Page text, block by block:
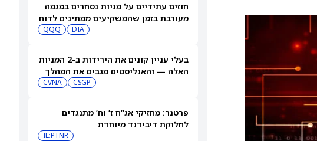
חוזים עתידיים על מניות נסחרים במגמה
מעורבת בזמן שהמשקיעים ממתינים לדוח
DIA
QQQ
בעלי עניין קונים את הירידות ב-2 המניות
האלה — והאנליסטים מגבים את המהלך
CSGP
CVNA
פרטנר: מחזיקי אג”ח ז’ וח’ מתנגדים
לחלוקת דיבידנד מיוחדת
IL:PTNR